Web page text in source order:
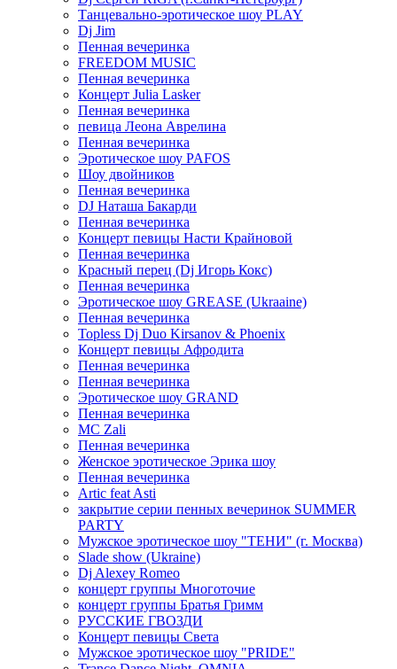
Танцевально-эротическое шоу PLAY
Dj Jim
Пенная вечеринка
FREEDOM MUSIC
Пенная вечеринка
Концерт Julia Lasker
Пенная вечеринка
певица Леона Аврелина
Пенная вечеринка
Эротическое шоу PAFOS
Шоу двойников
Пенная вечеринка
DJ Наташа Бакарди
Пенная вечеринка
Концерт певицы Насти Крайновой
Пенная вечеринка
Красный перец (Dj Игорь Кокс)
Пенная вечеринка
Эротическое шоу GREASE (Ukraaine)
Пенная вечеринка
Topless Dj Duo Kirsanov & Phoenix
Концерт певицы Афродита
Пенная вечеринка
Пенная вечеринка
Эротическое шоу GRAND
Пенная вечеринка
MC Zali
Пенная вечеринка
Женское эротическое Эрика шоу
Пенная вечеринка
Artic feat Asti
закрытие серии пенных вечеринок SUMMER
PARTY
Мужское эротическое шоу "ТЕНИ" (г. Москва)
Slade show (Ukraine)
Dj Alexey Romeo
концерт группы Многоточие
концерт группы Братья Гримм
РУССКИЕ ГВОЗДИ
Концерт певицы Света
Мужское эротическое шоу "PRIDE"